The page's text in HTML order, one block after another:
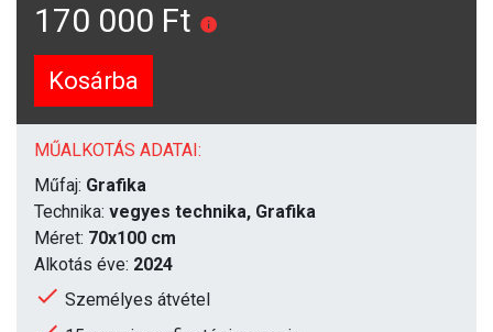
170 000 Ft
Kosárba
MŰALKOTÁS ADATAI:
Műfaj: Grafika
Technika: vegyes technika, Grafika
Méret: 70x100 cm
Alkotás éve: 2024
Személyes átvétel